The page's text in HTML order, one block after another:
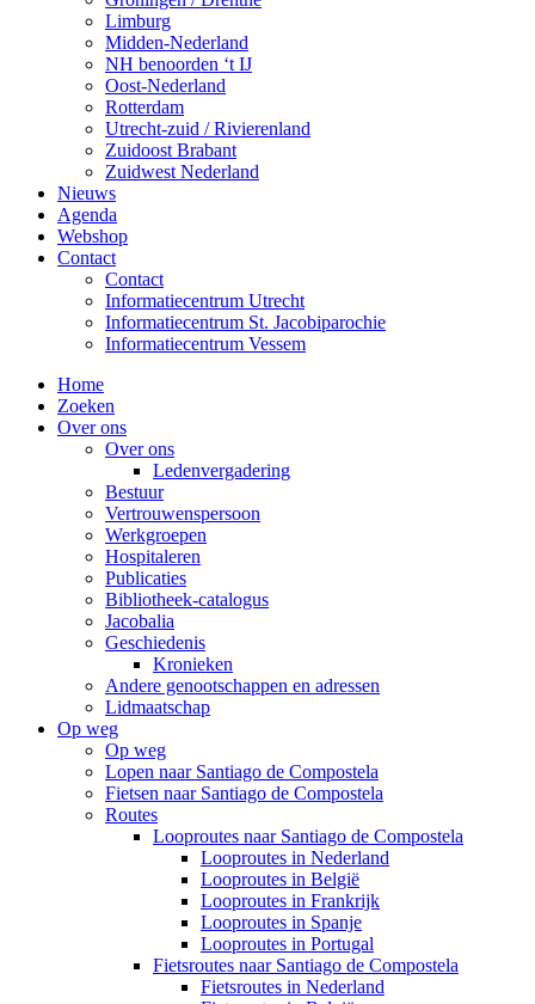
Limburg
Midden-Nederland
NH benoorden ‘t IJ
Oost-Nederland
Rotterdam
Utrecht-zuid / Rivierenland
Zuidoost Brabant
Zuidwest Nederland
Nieuws
Agenda
Webshop
Contact
Contact
Informatiecentrum Utrecht
Informatiecentrum St. Jacobiparochie
Informatiecentrum Vessem
Home
Zoeken
Over ons
Over ons
Ledenvergadering
Bestuur
Vertrouwenspersoon
Werkgroepen
Hospitaleren
Publicaties
Bibliotheek-catalogus
Jacobalia
Geschiedenis
Kronieken
Andere genootschappen en adressen
Lidmaatschap
Op weg
Op weg
Lopen naar Santiago de Compostela
Fietsen naar Santiago de Compostela
Routes
Looproutes naar Santiago de Compostela
Looproutes in Nederland
Looproutes in België
Looproutes in Frankrijk
Looproutes in Spanje
Looproutes in Portugal
Fietsroutes naar Santiago de Compostela
Fietsroutes in Nederland